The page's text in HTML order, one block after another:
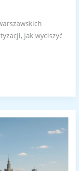
jak wyciszyć